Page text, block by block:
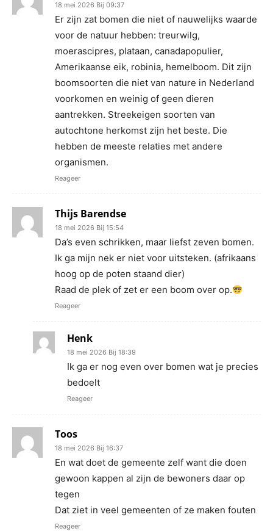
18 mei 2026 Bij 09:37
Er zijn zat bomen die niet of nauwelijks waarde
voor de natuur hebben: treurwilg,
moerascipres, plataan, canadapopulier,
Amerikaanse eik, robinia, hemelboom. Dit zijn
boomsoorten die niet van nature in Nederland
voorkomen en weinig of geen dieren
aantrekken. Streekeigen soorten van
autochtone herkomst zijn het beste. Die
hebben de meeste relaties met andere
organismen.
Reageer
Thijs Barendse
18 mei 2026 Bij 15:54
Da’s even schrikken, maar liefst zeven bomen.
Ik ga mijn nek er niet voor uitsteken. (afrikaans
hoog op de poten staand dier)
Raad de plek of zet er een boom over op.
Reageer
Henk
18 mei 2026 Bij 18:39
Ik ga er nog even over bomen wat je precies
bedoelt
Reageer
Toos
18 mei 2026 Bij 16:37
En wat doet de gemeente zelf want die doen
gewoon kappen al zijn de bewoners daar op
tegen
Dat ziet in veel gemeenten of ze maken fouten
Reageer